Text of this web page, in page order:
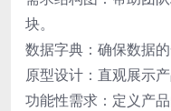
块。
数据字典：确保数据的
原型设计：直观展示
功能性需求：定义产